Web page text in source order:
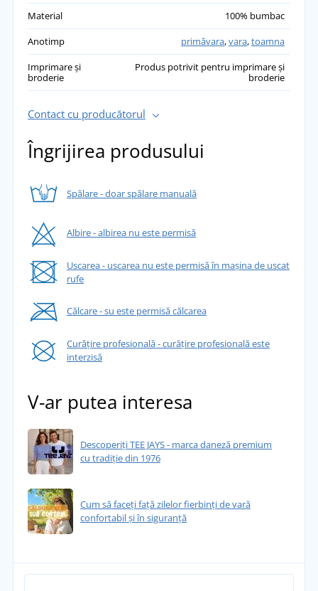
Material
100% bumbac
Anotimp
primăvara,vara,toamna
Imprimare și
broderie
Produs potrivit pentru imprimare și
broderie
Contact cu producătorul
Îngrijirea produsului
Spălare - doar spălare manuală
Albire - albirea nu este permisă
Uscarea - uscarea nu este permisă în mașina de uscat
rufe
Călcare - su este permisă călcarea
Curățire profesională - curățire profesională este
interzisă
V-ar putea interesa
Descoperiți TEE JAYS - marca daneză premium
cu tradiție din 1976
Cum să faceți față zilelor fierbinți de vară
confortabil și în siguranță